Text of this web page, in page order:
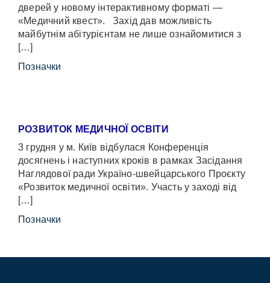
дверей у новому інтерактивному форматі —
«Медичний квест». Захід дав можливість
майбутнім абітурієнтам не лише ознайомитися з
[…]
Позначки
РОЗВИТОК МЕДИЧНОЇ ОСВІТИ
3 грудня у м. Київ відбулася Конференція
досягнень і наступних кроків в рамках Засідання
Наглядової ради Україно-швейцарського Проєкту
«Розвиток медичної освіти». Участь у заході від
[…]
Позначки